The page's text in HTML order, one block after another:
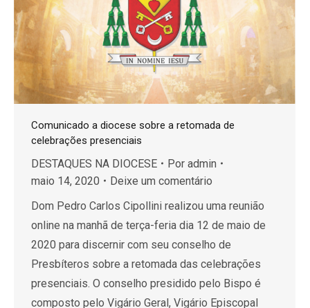
Comunicado a diocese sobre a retomada de
celebrações presenciais
DESTAQUES NA DIOCESE Por admin
maio 14, 2020
Deixe um comentário
Dom Pedro Carlos Cipollini realizou uma reunião
online na manhã de terça-feria dia 12 de maio de
2020 para discernir com seu conselho de
Presbíteros sobre a retomada das celebrações
presenciais. O conselho presidido pelo Bispo é
composto pelo Vigário Geral, Vigário Episcopal